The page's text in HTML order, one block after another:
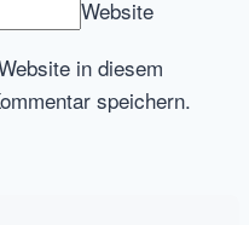
Website
in diesem
speichern.